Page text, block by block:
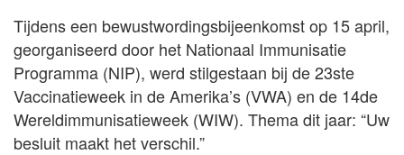
Tijdens een bewustwordingsbijeenkomst op 15 april,
georganiseerd door het Nationaal Immunisatie
Programma (NIP), werd stilgestaan bij de 23ste
Vaccinatieweek in de Amerika’s (VWA) en de 14de
Wereldimmunisatieweek (WIW). Thema dit jaar: “Uw
besluit maakt het verschil.”